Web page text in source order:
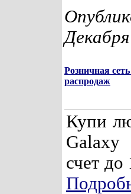
Розничная
распродаж
Купи
счет до